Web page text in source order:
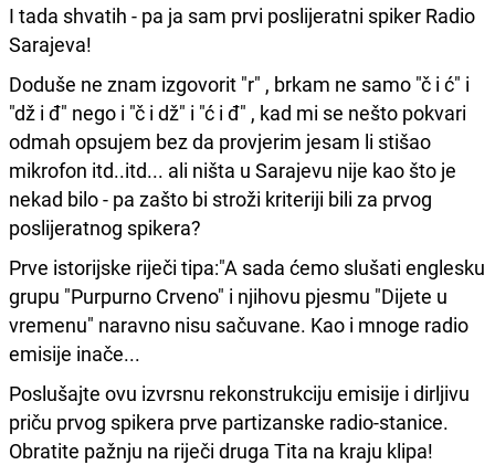
I tada shvatih - pa ja sam prvi poslijeratni spiker Radio
Sarajeva!
Doduše ne znam izgovorit "r" , brkam ne samo "č i ć" i
"dž i đ" nego i "č i dž" i "ć i đ" , kad mi se nešto pokvari
odmah opsujem bez da provjerim jesam li stišao
mikrofon itd..itd... ali ništa u Sarajevu nije kao što je
nekad bilo - pa zašto bi stroži kriteriji bili za prvog
poslijeratnog spikera?
Prve istorijske riječi tipa:"A sada ćemo slušati englesku
grupu "Purpurno Crveno" i njihovu pjesmu "Dijete u
vremenu" naravno nisu sačuvane. Kao i mnoge radio
emisije inače...
Poslušajte ovu izvrsnu rekonstrukciju emisije i dirljivu
priču prvog spikera prve partizanske radio-stanice.
Obratite pažnju na riječi druga Tita na kraju klipa!